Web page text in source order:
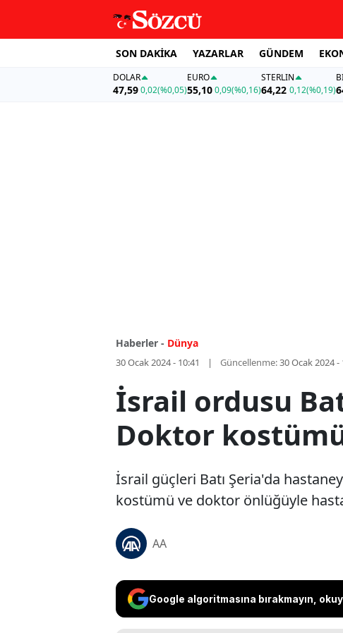
SON DAKİKA YAZARLAR GÜNDEM
DOLAR
47,590,02(%0,05)
EURO
55,10 0,09(%0,16)
STERLIN
64,22 0,12(%0,19)
Haberler - Dünya
30 Ocak 2024 - 10:41 Güncellenme:30 Ocak 2024 -
İsrail ordusu
Doktor
İsrail güçleri Batı Şeria'da
kostümü ve doktor önlüğüyle
AA
Google algoritmasına bırakmayın,